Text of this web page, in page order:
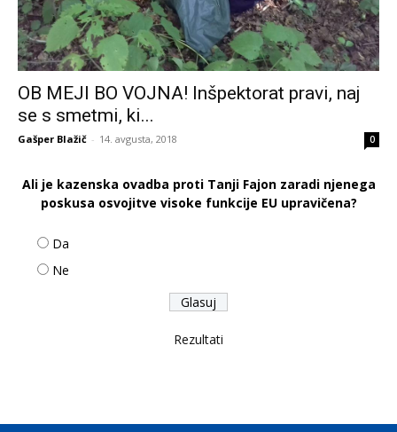
OB MEJI BO VOJNA! Inšpektorat pravi, naj
se s smetmi, ki...
Gašper Blažič - 14. avgusta, 2018 0
Ali je kazenska ovadba proti Tanji Fajon zaradi njenega
poskusa osvojitve visoke funkcije EU upravičena?
Da
Ne
Rezultati